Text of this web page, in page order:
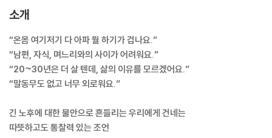
소개
“온몸 여기저기 다 아파 뭘 하기가 겁나요.”
“남편, 자식, 며느리와의 사이가 어려워요.”
“20~30년은 더 살 텐데, 삶의 이유를 모르겠어요.”
“말동무도 없고 너무 외로워요.”
긴 노후에 대한 불안으로 흔들리는 우리에게 건네는
따뜻하고도 통찰력 있는 조언